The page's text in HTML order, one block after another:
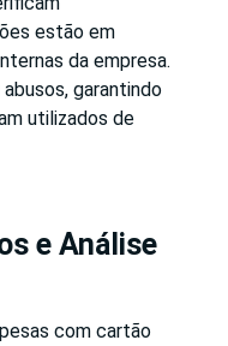
estão em
da empresa.
garantindo
utilizados de
e Análise
com cartão